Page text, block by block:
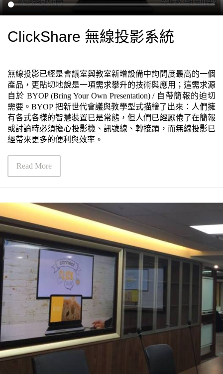
ClickShare 無線投影系統
無線投影已經是會議室與教室新增設備中詢問度最高的一個
產品，更貼切地說是一項需求攀升的技術與應用；這需求源
自於 BYOP (Bring Your Own Presentation) / 自帶簡報的迫切
需要。BYOP 把新世代會議與教學型式描繪了出來：人們擁
有各式各樣的智慧裝置已是常態，但人們已經厭倦了在簡報
或討論時必須擔心投影機、訊號線、轉接頭，而無線投影已
經帶來更多的便利與效率。
Read More